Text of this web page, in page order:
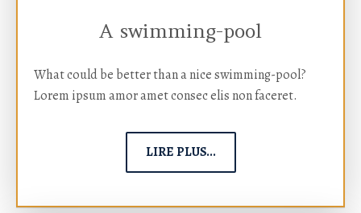
A swimming-pool
What could be better than a nice swimming-pool?
Lorem ipsum amor amet consec elis non faceret.
LIRE PLUS...